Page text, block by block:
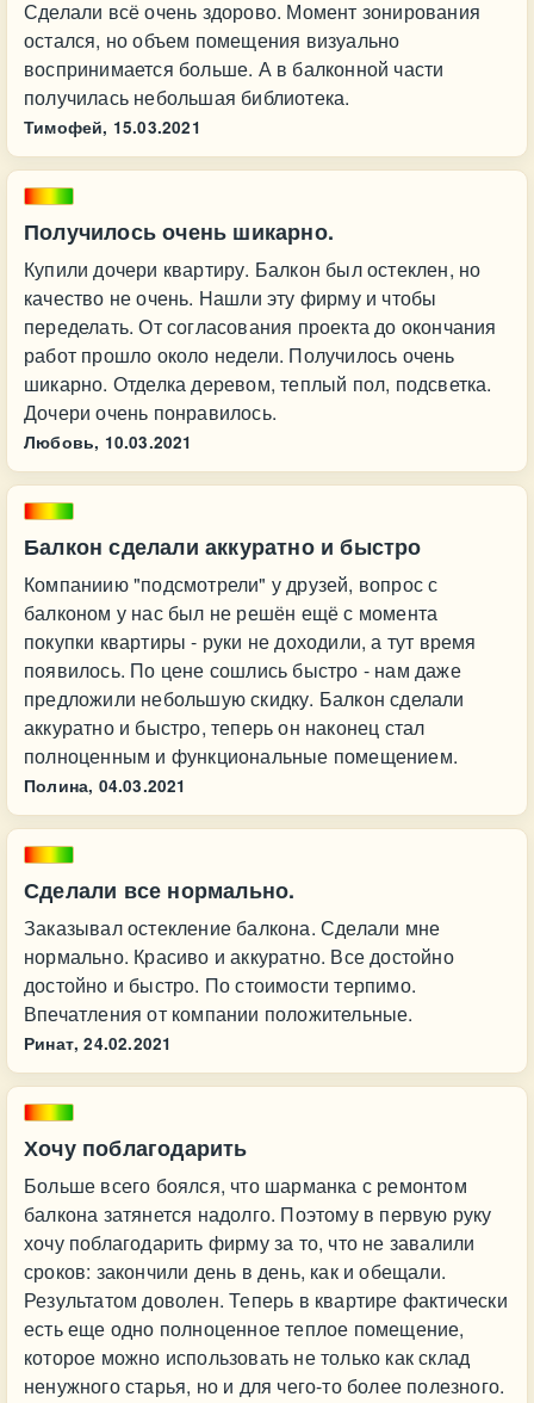
Сделали всё очень здорово. Момент зонирования
остался, но объем помещения визуально
воспринимается больше. А в балконной части
получилась небольшая библиотека.
Тимофей, 15.03.2021
Получилось очень шикарно.
Купили дочери квартиру. Балкон был остеклен, но
качество не очень. Нашли эту фирму и чтобы
переделать. От согласования проекта до окончания
работ прошло около недели. Получилось очень
шикарно. Отделка деревом, теплый пол, подсветка.
Дочери очень понравилось.
Любовь, 10.03.2021
Балкон сделали аккуратно и быстро
Компаниию "подсмотрели" у друзей, вопрос с
балконом у нас был не решён ещё с момента
покупки квартиры - руки не доходили, а тут время
появилось. По цене сошлись быстро - нам даже
предложили небольшую скидку. Балкон сделали
аккуратно и быстро, теперь он наконец стал
полноценным и функциональные помещением.
Полина, 04.03.2021
Сделали все нормально.
Заказывал остекление балкона. Сделали мне
нормально. Красиво и аккуратно. Все достойно
достойно и быстро. По стоимости терпимо.
Впечатления от компании положительные.
Ринат, 24.02.2021
Хочу поблагодарить
Больше всего боялся, что шарманка с ремонтом
балкона затянется надолго. Поэтому в первую руку
хочу поблагодарить фирму за то, что не завалили
сроков: закончили день в день, как и обещали.
Результатом доволен. Теперь в квартире фактически
есть еще одно полноценное теплое помещение,
которое можно использовать не только как склад
ненужного старья, но и для чего-то более полезного.